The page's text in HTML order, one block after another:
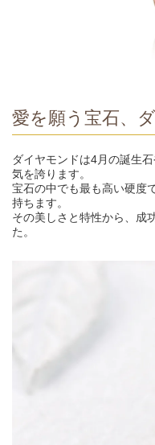
愛を願う宝石、
ダイヤモンドは4月の誕生
気を誇ります。
宝石の中でも最も高い硬度
持ちます。
その美しさと特性から、成
た。